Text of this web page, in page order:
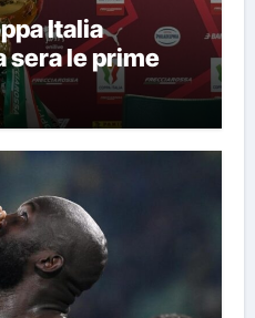
Italia
sera le prime